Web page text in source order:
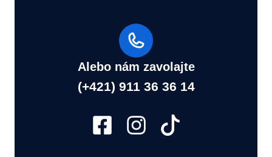
Alebo nám zavolajte
(+421) 911 36 36 14